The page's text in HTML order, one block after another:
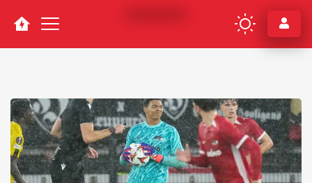
Navigation